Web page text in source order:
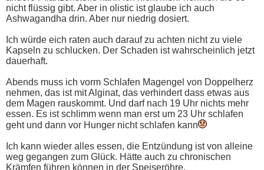
nicht flüssig gibt. Aber in olistic ist glaube ich auch
Ashwagandha drin. Aber nur niedrig dosiert.
Ich würde eich raten auch darauf zu achten nicht zu viele
Kapseln zu schlucken. Der Schaden ist wahrscheinlich jetzt
dauerhaft.
Abends muss ich vorm Schlafen Magengel von Doppelherz
nehmen, das ist mit Alginat, das verhindert dass etwas aus
dem Magen rauskommt. Und darf nach 19 Uhr nichts mehr
essen. Es ist schlimm wenn man erst um 23 Uhr schlafen
geht und dann vor Hunger nicht schlafen kann
Ich kann wieder alles essen, die Entzündung ist von alleine
weg gegangen zum Glück. Hätte auch zu chronischen
Krämfen führen können in der Speiseröhre.